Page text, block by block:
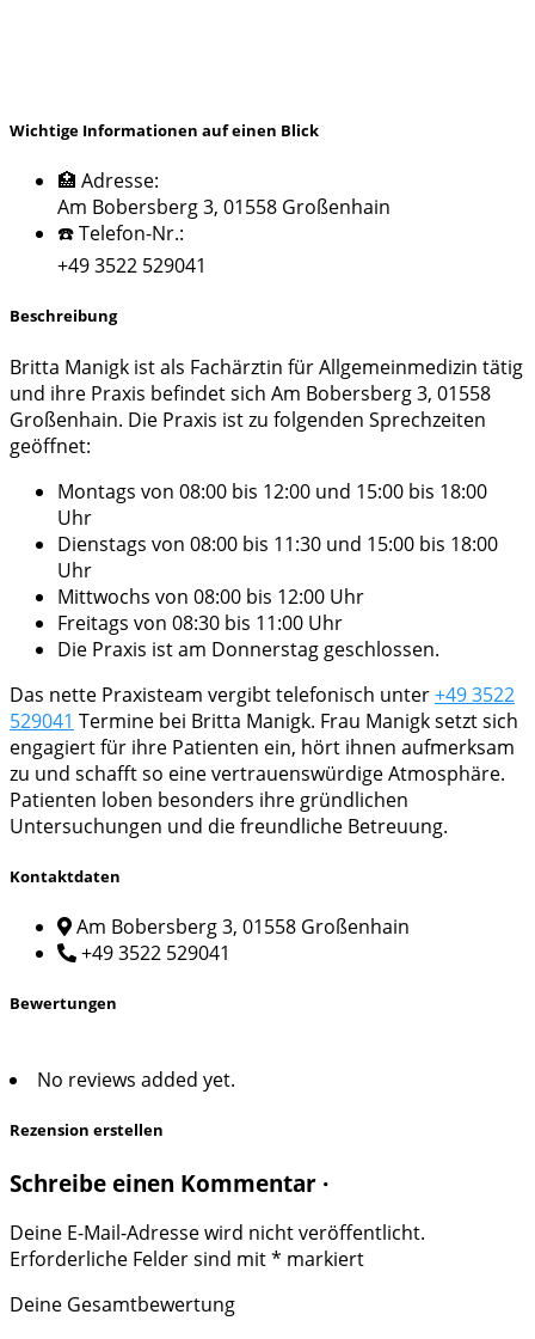
Wichtige Informationen auf einen Blick
🏥 Adresse:
Am Bobersberg 3, 01558 Großenhain
☎️ Telefon-Nr.:
+49 3522 529041
Beschreibung
Britta Manigk ist als Fachärztin für Allgemeinmedizin tätig
und ihre Praxis befindet sich Am Bobersberg 3, 01558
Großenhain. Die Praxis ist zu folgenden Sprechzeiten
geöffnet:
Montags von 08:00 bis 12:00 und 15:00 bis 18:00
Uhr
Dienstags von 08:00 bis 11:30 und 15:00 bis 18:00
Uhr
Mittwochs von 08:00 bis 12:00 Uhr
Freitags von 08:30 bis 11:00 Uhr
Die Praxis ist am Donnerstag geschlossen.
Das nette Praxisteam vergibt telefonisch unter+49 3522
529041 Termine bei Britta Manigk. Frau Manigk setzt sich
engagiert für ihre Patienten ein, hört ihnen aufmerksam
zu und schafft so eine vertrauenswürdige Atmosphäre.
Patienten loben besonders ihre gründlichen
Untersuchungen und die freundliche Betreuung.
Kontaktdaten
Am Bobersberg 3, 01558 Großenhain
+49 3522 529041
Bewertungen
No reviews added yet.
Rezension erstellen
Schreibe einen Kommentar ·
Deine E-Mail-Adresse wird nicht veröffentlicht.
Erforderliche Felder sind mit* markiert
Deine Gesamtbewertung